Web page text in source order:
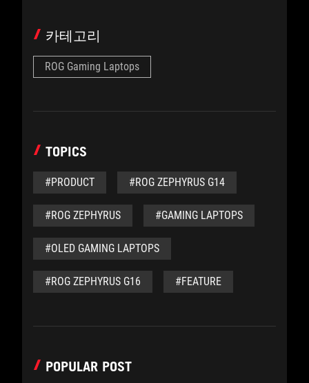
카테고리
ROG Gaming Laptops
TOPICS
#PRODUCT #ROG ZEPHYRUS G14
#ROG ZEPHYRUS #GAMING LAPTOPS
#OLED GAMING LAPTOPS
#ROG ZEPHYRUS G16 #FEATURE
POPULAR POST